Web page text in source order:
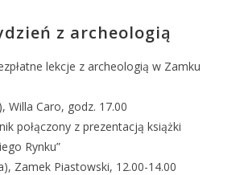
z archeologią
lekcje z archeologią w Zamku
Willa Caro, godz. 17.00
połączony z prezentacją książki
Rynku”
Zamek Piastowski, 12.00-14.00